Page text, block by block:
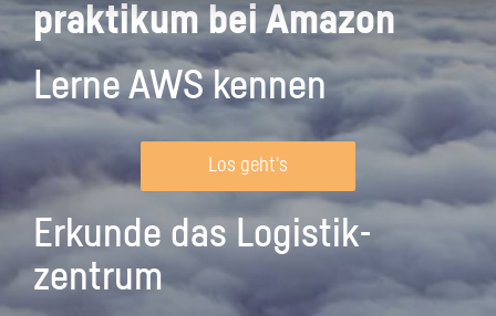
praktikum bei Amazon
Lerne AWS kennen
Los geht's
Erkunde das Logistik­
zentrum